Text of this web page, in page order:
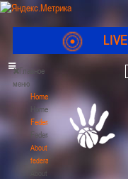
LIVE
Главное
меню
Home
Home
Federation
Federation
About
federation
About